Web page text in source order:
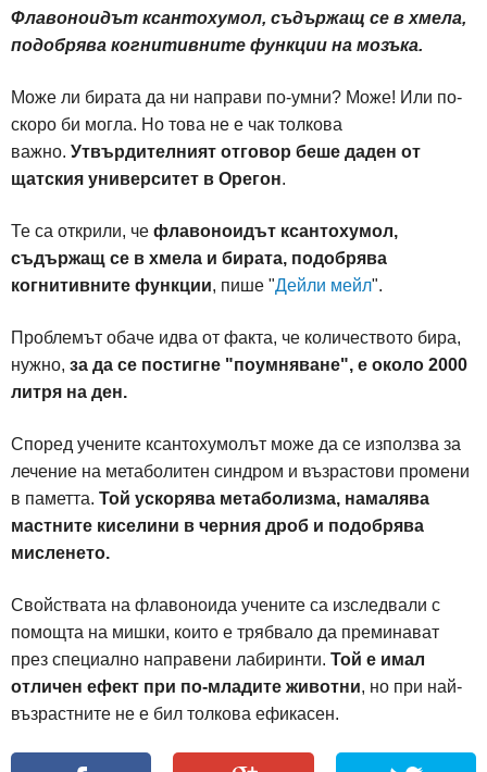
Флавоноидът ксантохумол, съдържащ се в хмела,
подобрява когнитивните функции на мозъка.
Може ли бирата да ни направи по-умни? Може! Или по-
скоро би могла. Но това не е чак толкова
важно. Утвърдителният отговор беше даден от
щатския университет в Орегон.
Те са открили, че флавоноидът ксантохумол,
съдържащ се в хмела и бирата, подобрява
когнитивните функции, пише "Дейли мейл".
Проблемът обаче идва от факта, че количеството бира,
нужно, за да се постигне "поумняване", е около 2000
литря на ден.
Според учените ксантохумолът може да се използва за
лечение на метаболитен синдром и възрастови промени
в паметта. Той ускорява метаболизма, намалява
мастните киселини в черния дроб и подобрява
мисленето.
Свойствата на флавоноида учените са изследвали с
помощта на мишки, които е трябвало да преминават
през специално направени лабиринти. Той е имал
отличен ефект при по-младите животни, но при най-
възрастните не е бил толкова ефикасен.